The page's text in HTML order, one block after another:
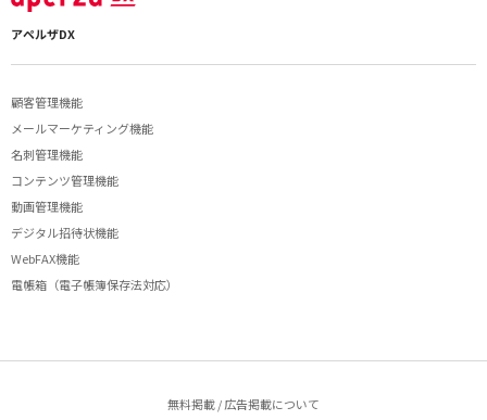
アペルザDX
顧客管理機能
メールマーケティング機能
名刺管理機能
コンテンツ管理機能
動画管理機能
デジタル招待状機能
WebFAX機能
電帳箱（電子帳簿保存法対応）
無料掲載 / 広告掲載について